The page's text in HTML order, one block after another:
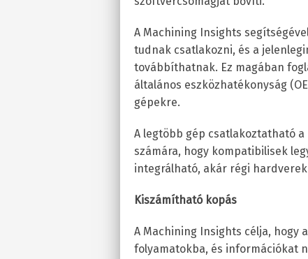
A Machining Insights
tudnak csatlakozni, és a
továbbíthatnak. Ez magában
általános eszközhatékonyság
gépekre.
A legtöbb gép csatlakoztatható
számára, hogy kompatibilisek
integrálható, akár régi
Kiszámítható kopás
A Machining Insights célja, hogy
folyamatokba, és információkat